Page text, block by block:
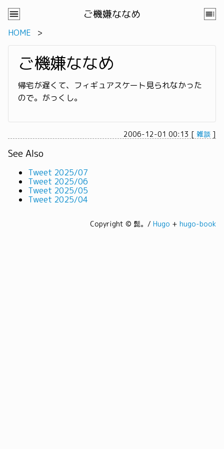
ご機嫌ななめ
HOME
ご機嫌ななめ
帰宅が遅くて、フィギュアスケート見られなかった
ので。がっくし。
2006-12-01 00:13 [ 雑談 ]
See Also
Tweet 2025/07
Tweet 2025/06
Tweet 2025/05
Tweet 2025/04
Copyright © 髭。/ Hugo + hugo-book